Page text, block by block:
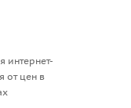
интернет-
от цен в